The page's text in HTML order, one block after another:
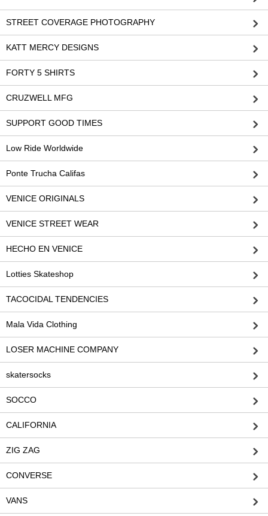
STREET COVERAGE PHOTOGRAPHY
KATT MERCY DESIGNS
FORTY 5 SHIRTS
CRUZWELL MFG
SUPPORT GOOD TIMES
Low Ride Worldwide
Ponte Trucha Califas
VENICE ORIGINALS
VENICE STREET WEAR
HECHO EN VENICE
Lotties Skateshop
TACOCIDAL TENDENCIES
Mala Vida Clothing
LOSER MACHINE COMPANY
skatersocks
SOCCO
CALIFORNIA
ZIG ZAG
CONVERSE
VANS